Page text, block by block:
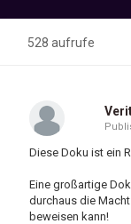
528 aufrufe
Diese Doku ist ein
Eine großartige
durchaus die
beweisen kann!